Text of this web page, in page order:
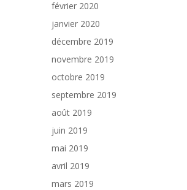
février 2020
janvier 2020
décembre 2019
novembre 2019
octobre 2019
septembre 2019
août 2019
juin 2019
mai 2019
avril 2019
mars 2019